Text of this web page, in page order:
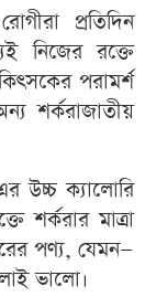
প্রতিদিন
নিজের রক্তে
পরামর্শ
শর্করাজাতীয়
উচ্চ ক্যালোরি
শর্করার মাত্রা
পণ্য, যেমন—
ভালো।